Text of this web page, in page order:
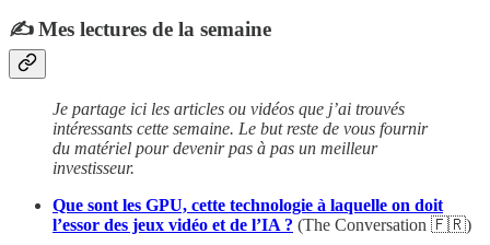
✍️ Mes lectures de la semaine
Je partage ici les articles ou vidéos que j’ai trouvés
intéressants cette semaine. Le but reste de vous fournir
du matériel pour devenir pas à pas un meilleur
investisseur.
Que sont les GPU, cette technologie à laquelle on doit
l’essor des jeux vidéo et de l’IA ? (The Conversation 🇫🇷)